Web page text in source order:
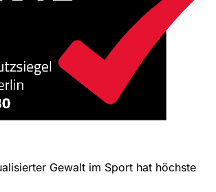
Gewalt im Sport hat höchste